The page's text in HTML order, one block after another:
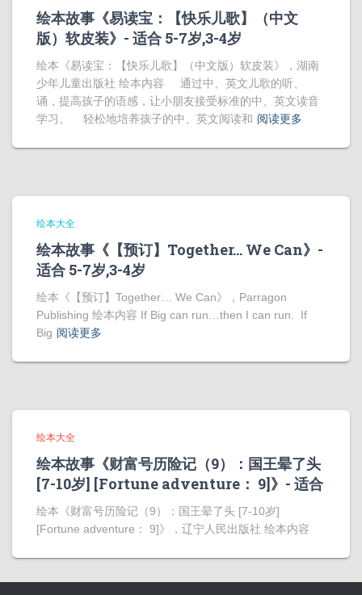
绘本故事《易读宝：【快乐儿歌】（中文
版）软皮装》- 适合 5-7岁,3-4岁
绘本《易读宝：【快乐儿歌】（中文版）软皮装》，湖南
少年儿童出版社 绘本内容 通过中、英文儿歌的听、
诵，提高孩子的语感，让小朋友接受标准的中、英文读音
学习。 轻松地培养孩子的中、英文阅读和 阅读更多
绘本大全
绘本故事《【预订】Together… We Can》-
适合 5-7岁,3-4岁
绘本《【预订】Together… We Can》，Parragon
Publishing 绘本内容 If Big can run…then I can run. If
Big 阅读更多
绘本大全
绘本故事《财富号历险记（9）：国王晕了头
[7-10岁] [Fortune adventure： 9]》- 适合
绘本《财富号历险记（9）：国王晕了头 [7-10岁]
[Fortune adventure： 9]》，辽宁人民出版社 绘本内容